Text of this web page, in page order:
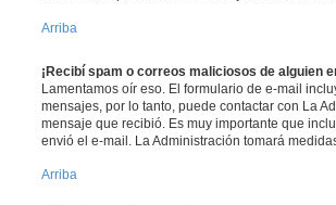
Arriba
¡Recibí spam o correos maliciosos de alguien
Lamentamos oír eso. El formulario de e-mail
mensajes, por lo tanto, puede contactar con La
mensaje que recibió. Es muy importante que
envió el e-mail. La Administración tomará
Arriba